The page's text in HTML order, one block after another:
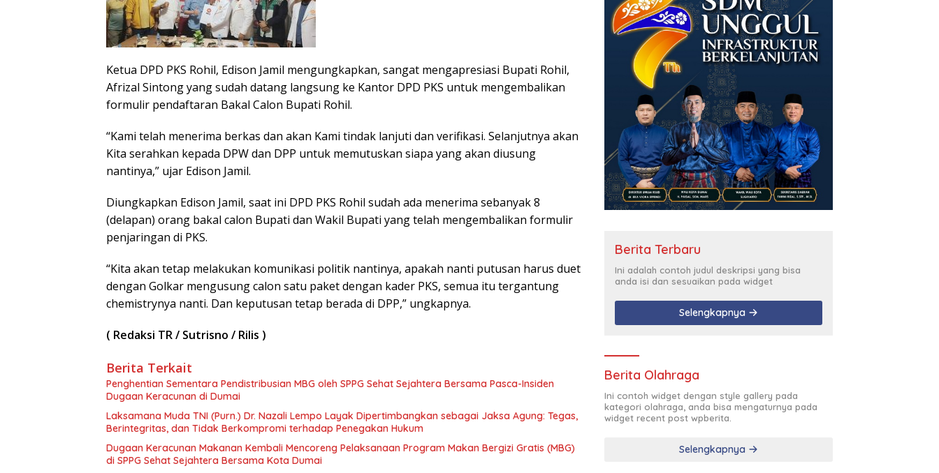
Ketua DPD PKS Rohil, Edison Jamil mengungkapkan, sangat mengapresiasi Bupati Rohil,
Afrizal Sintong yang sudah datang langsung ke Kantor DPD PKS untuk mengembalikan
formulir pendaftaran Bakal Calon Bupati Rohil.
“Kami telah menerima berkas dan akan Kami tindak lanjuti dan verifikasi. Selanjutnya akan
Kita serahkan kepada DPW dan DPP untuk memutuskan siapa yang akan diusung
nantinya,” ujar Edison Jamil.
Diungkapkan Edison Jamil, saat ini DPD PKS Rohil sudah ada menerima sebanyak 8
(delapan) orang bakal calon Bupati dan Wakil Bupati yang telah mengembalikan formulir
penjaringan di PKS.
“Kita akan tetap melakukan komunikasi politik nantinya, apakah nanti putusan harus duet
dengan Golkar mengusung calon satu paket dengan kader PKS, semua itu tergantung
chemistrynya nanti. Dan keputusan tetap berada di DPP,” ungkapnya.
( Redaksi TR / Sutrisno / Rilis )
Berita Terkait
Penghentian Sementara Pendistribusian MBG oleh SPPG Sehat Sejahtera Bersama Pasca-Insiden
Dugaan Keracunan di Dumai
Laksamana Muda TNI (Purn.) Dr. Nazali Lempo Layak Dipertimbangkan sebagai Jaksa Agung: Tegas,
Berintegritas, dan Tidak Berkompromi terhadap Penegakan Hukum
Dugaan Keracunan Makanan Kembali Mencoreng Pelaksanaan Program Makan Bergizi Gratis (MBG)
di SPPG Sehat Sejahtera Bersama Kota Dumai
Berita Terbaru
Ini adalah contoh judul deskripsi yang bisa
anda isi dan sesuaikan pada widget
Selengkapnya
Berita Olahraga
Ini contoh widget dengan style gallery pada
kategori olahraga, anda bisa mengaturnya pada
widget recent post wpberita.
Selengkapnya